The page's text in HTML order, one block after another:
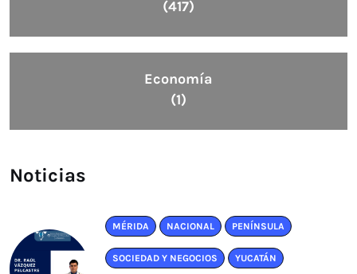
(417)
Economía
(1)
Noticias
MÉRIDA NACIONAL PENÍNSULA
SOCIEDAD Y NEGOCIOS YUCATÁN